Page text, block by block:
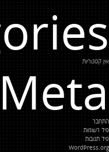
אין קטגוריות
Meta
התחבר
פיד רשומות
פיד תגובות
WordPress.org